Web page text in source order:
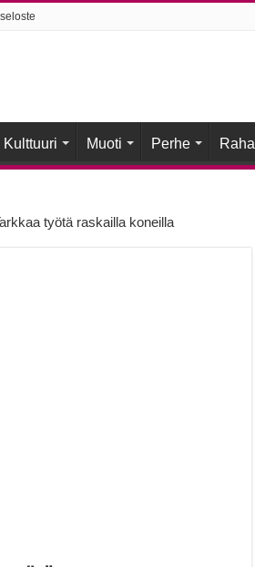
Kulttuuri Muoti Perhe Raha
työtä raskailla koneilla